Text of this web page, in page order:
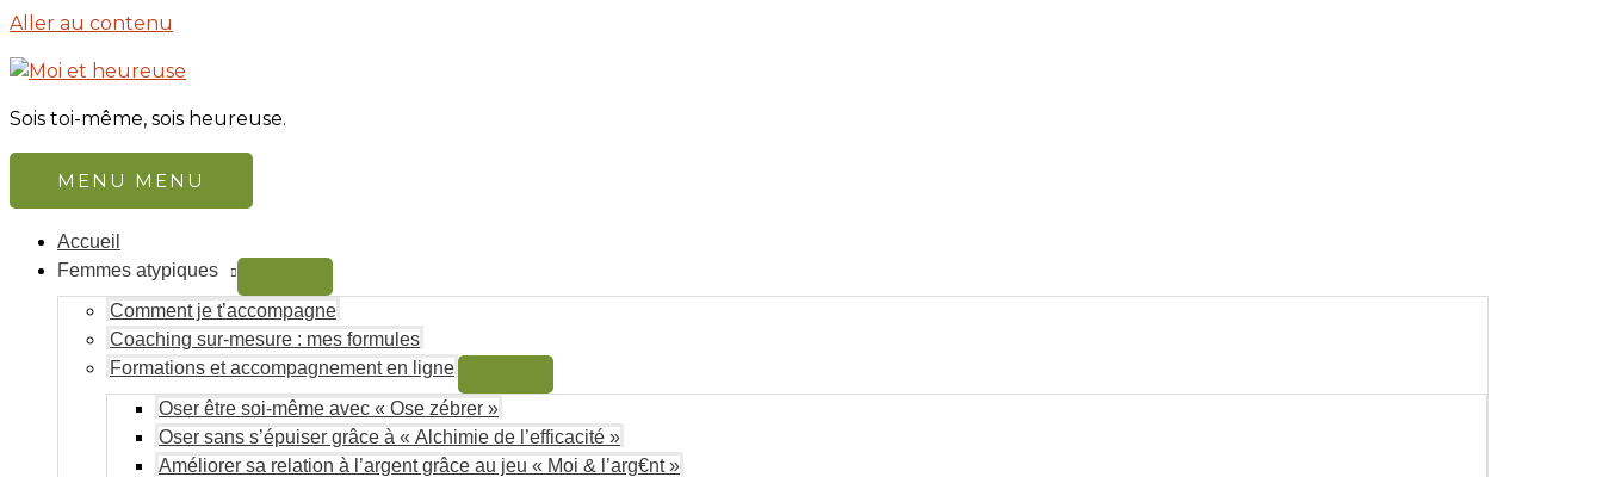
Aller au contenu
Sois toi-même, sois heureuse.
MENU MENU
Accueil
Femmes atypiques
Comment je t’accompagne
Coaching sur-mesure : mes formules
Formations et accompagnement en ligne
Oser être soi-même avec « Ose zébrer »
Oser sans s’épuiser grâce à « Alchimie de l’efficacité »
Améliorer sa relation à l’argent grâce au jeu « Moi & l’arg€nt »